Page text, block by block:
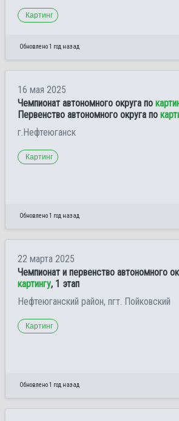
Картинг
Обновлено 1 год назад
16 мая 2025
Чемпионат автономного округа по
Первенство автономного округа по
г.Нефтеюганск
Картинг
Обновлено 1 год назад
22 марта 2025
Чемпионат и первенство автономного
картингу, 1 этап
Нефтеюганский район, пгт. Пойковский
Картинг
Обновлено 1 год назад